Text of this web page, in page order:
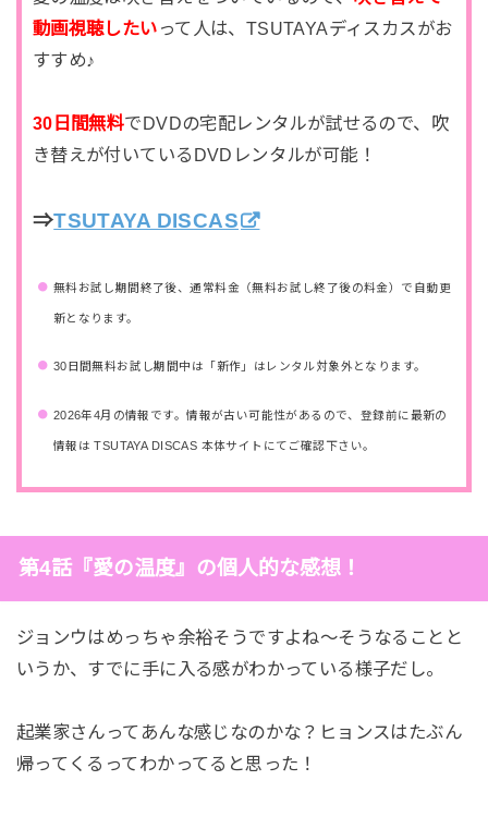
動画視聴したい って人は、TSUTAYAディスカスがお
すすめ♪
30日間無料でDVDの宅配レンタルが試せるので、吹
き替えが付いているDVDレンタルが可能！
⇒TSUTAYA DISCAS
無料お試し期間終了後、通常料金（無料お試し終了後の料金）で自動更
新となります。
30日間無料お試し期間中は「新作」はレンタル対象外となります。
2026年4月の情報です。情報が古い可能性があるので、登録前に最新の
情報は TSUTAYA DISCAS 本体サイトにてご確認下さい。
第4話『愛の温度』の個人的な感想！
ジョンウはめっちゃ余裕そうですよね～そうなることと
いうか、すでに手に入る感がわかっている様子だし。
起業家さんってあんな感じなのかな？ヒョンスはたぶん
帰ってくるってわかってると思った！